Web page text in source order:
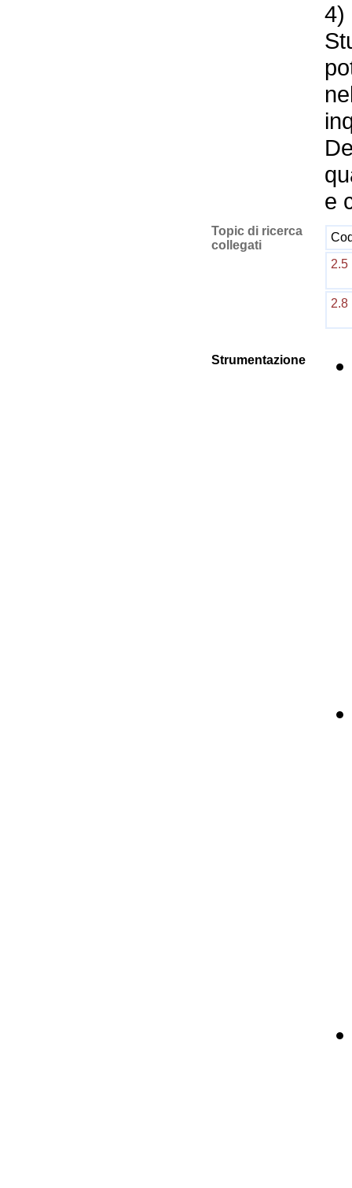
4)
e
Topic di ricerca
collegati
2.5
2.8
Strumentazione